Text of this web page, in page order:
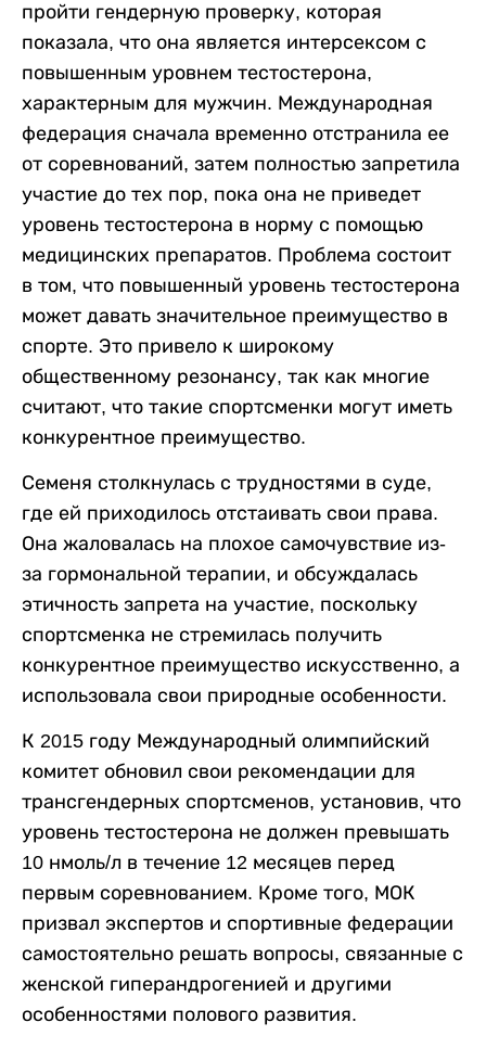
пройти гендерную проверку, которая
показала, что она является интерсексом с
повышенным уровнем тестостерона,
характерным для мужчин. Международная
федерация сначала временно отстранила ее
от соревнований, затем полностью запретила
участие до тех пор, пока она не приведет
уровень тестостерона в норму с помощью
медицинских препаратов. Проблема состоит
в том, что повышенный уровень тестостерона
может давать значительное преимущество в
спорте. Это привело к широкому
общественному резонансу, так как многие
считают, что такие спортсменки могут иметь
конкурентное преимущество.
Семеня столкнулась с трудностями в суде,
где ей приходилось отстаивать свои права.
Она жаловалась на плохое самочувствие из-
за гормональной терапии, и обсуждалась
этичность запрета на участие, поскольку
спортсменка не стремилась получить
конкурентное преимущество искусственно, а
использовала свои природные особенности.
К 2015 году Международный олимпийский
комитет обновил свои рекомендации для
трансгендерных спортсменов, установив, что
уровень тестостерона не должен превышать
10 нмоль/л в течение 12 месяцев перед
первым соревнованием. Кроме того, МОК
призвал экспертов и спортивные федерации
самостоятельно решать вопросы, связанные с
женской гиперандрогенией и другими
особенностями полового развития.